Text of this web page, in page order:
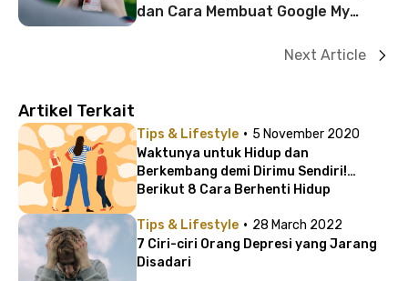
dan Cara Membuat Google My
Next Article
Artikel Terkait
Tips & Lifestyle · 5 November 2020
Waktunya untuk Hidup dan
Berkembang demi Dirimu Sendiri!
Berikut 8 Cara Berhenti Hidup
Tips & Lifestyle · 28 March 2022
7 Ciri-ciri Orang Depresi yang Jarang
Disadari